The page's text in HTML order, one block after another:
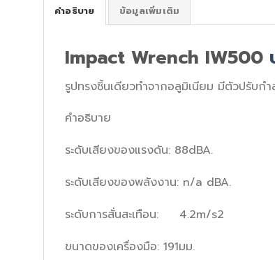
คำอธิบาย ข้อมูลเพิ่มเติม
Impact Wrench IW500
รูปทรงชิ้นเดียวทำจากอลูมิเนียม มีตัวปรับ
คำอธิบาย
ระดับเสียงของแรงดัน: 88dBA.
ระดับเสียงของพลังงาน: n/a dBA.
ระดับการสั่นสะเทือน: 4.2m/s2
ขนาดของเครื่องมือ: 191มม.